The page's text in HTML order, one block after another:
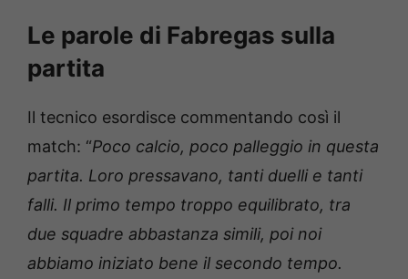
Le parole di Fabregas sulla
partita
Il tecnico esordisce commentando così il
match: “Poco calcio, poco palleggio in questa
partita. Loro pressavano, tanti duelli e tanti
falli. Il primo tempo troppo equilibrato, tra
due squadre abbastanza simili, poi noi
abbiamo iniziato bene il secondo tempo.